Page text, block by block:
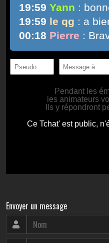
Envoyer un message